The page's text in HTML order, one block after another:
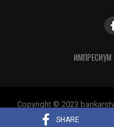
SHARE
ИМПРЕСИУМ
Copyright © 2023